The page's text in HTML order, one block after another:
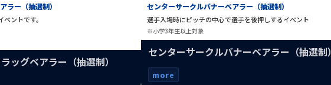
ラー（抽選制）
ントです。
ッグベアラー（抽選制）
センターサークルバナーベアラー（抽選制）
選手入場時にピッチの中心で選手を後押しするイベント
※小学3年生以上対象
センターサークルバナーベアラー（抽選制）
more